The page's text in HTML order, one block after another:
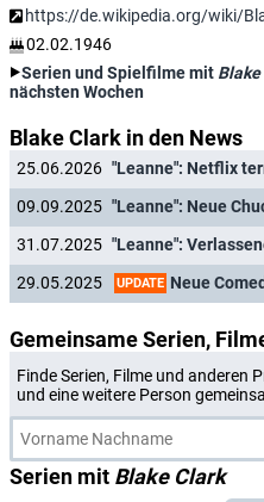
https://de.wikipedia.org/wiki/
02.02.1946
Serien und Spielfilme mit Blake
nächsten Wochen
Blake Clark in den News
25.06.2026
09.09.2025
31.07.2025
29.05.2025
UPDATE Neue Comedyserie
Gemeinsame Serien,
Finde Serien, Filme und anderen
und eine weitere Person
Serien mit Blake Clark